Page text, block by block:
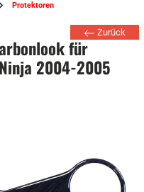
Protektoren
Zurück
für
2004-2005